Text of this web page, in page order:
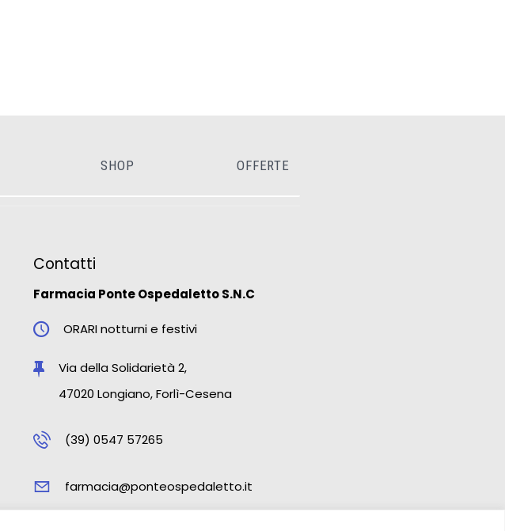
SHOP OFFERTE
Contatti
Farmacia Ponte Ospedaletto S.N.C
ORARI notturni e festivi
Via della Solidarietà 2,
47020 Longiano, Forlì-Cesena
(39) 0547 57265
farmacia@ponteospedaletto.it